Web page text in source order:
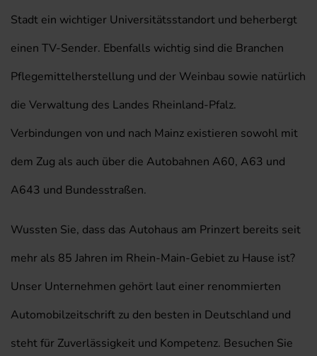
Stadt ein wichtiger Universitätsstandort und beherbergt
einen TV-Sender. Ebenfalls wichtig sind die Branchen
Pflegemittelherstellung und der Weinbau sowie natürlich
die Verwaltung des Landes Rheinland-Pfalz.
Verbindungen von und nach Mainz existieren sowohl mit
dem Zug als auch über die Autobahnen A60, A63 und
A643 und Bundesstraßen.
Wussten Sie, dass das Autohaus am Prinzert bereits seit
mehr als 85 Jahren im Rhein-Main-Gebiet zu Hause ist?
Unser Unternehmen gehört laut einer renommierten
Automobilzeitschrift zu den besten in Deutschland und
steht für Zuverlässigkeit und Kompetenz. Besuchen Sie